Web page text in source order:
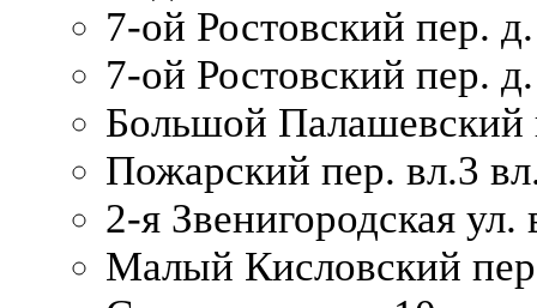
7-ой Ростовский пер.
7-ой Ростовский пер.
Большой Палашевский
Пожарский пер. вл.3
2-я Звенигородская ул.
Малый Кисловский